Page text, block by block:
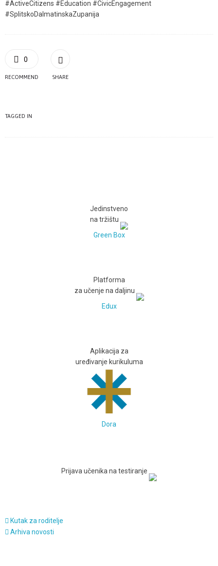
#ActiveCitizens #Education #CivicEngagement
#SplitskoDalmatinskaZupanija
0
RECOMMEND SHARE
TAGGED IN
Jedinstveno
na tržištu
Green Box
Platforma
za učenje na daljinu
Edux
Aplikacija za
uređivanje kurikuluma
Dora
Prijava učenika na testiranje
Kutak za roditelje
Arhiva novosti